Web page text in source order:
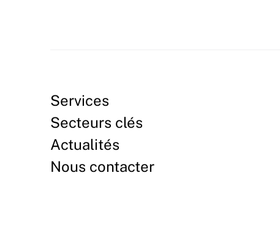
Services
Secteurs clés
Actualités
Nous contacter